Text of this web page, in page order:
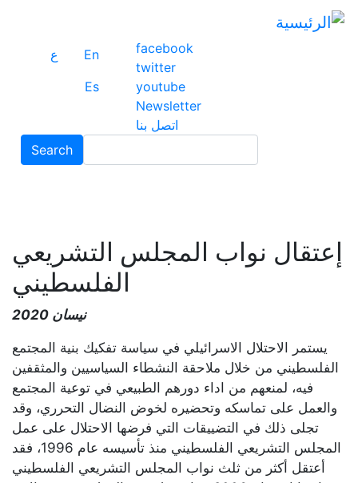
facebook
twitter
youtube
Newsletter
اتصل بنا
En
Es
Search
Search
إعتقال نواب المجلس التشريعي
الفلسطيني
نيسان 2020
يستمر الاحتلال الاسرائيلي في سياسة تفكيك بنية المجتمع
الفلسطيني من خلال ملاحقة النشطاء السياسيين والمثقفين
فيه، لمنعهم من اداء دورهم الطبيعي في توعية المجتمع
والعمل على تماسكه وتحضيره لخوض النضال التحرري، وقد
تجلى ذلك في التضييقات التي فرضها الاحتلال على عمل
المجلس التشريعي الفلسطيني منذ تأسيسه عام 1996، فقد
أعتقل أكثر من ثلث نواب المجلس التشريعي الفلسطيني